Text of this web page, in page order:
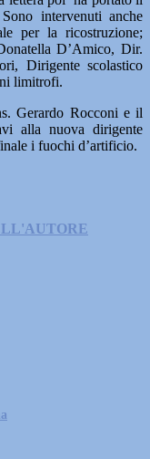
intervenuti anche
per la ricostruzione;
D’Amico, Dir.
Dirigente scolastico
limitrofi.
Gerardo Rocconi e il
alla nuova dirigente
i fuochi d’artificio.